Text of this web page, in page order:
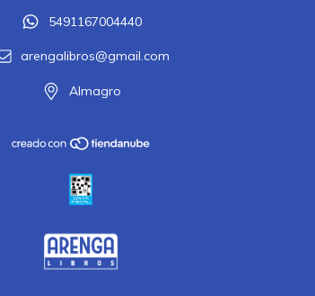
5491167004440
arengalibros@gmail.com
Almagro